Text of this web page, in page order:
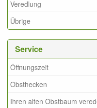
Veredlung
Übrige
Service
Öffnungszeit
Obsthecken
Ihren alten Obstbaum